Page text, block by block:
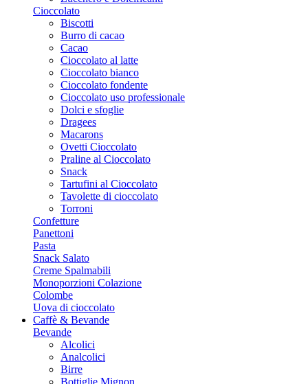
Cioccolato
Biscotti
Burro di cacao
Cacao
Cioccolato al latte
Cioccolato bianco
Cioccolato fondente
Cioccolato uso professionale
Dolci e sfoglie
Dragees
Macarons
Ovetti Cioccolato
Praline al Cioccolato
Snack
Tartufini al Cioccolato
Tavolette di cioccolato
Torroni
Confetture
Panettoni
Pasta
Snack Salato
Creme Spalmabili
Monoporzioni Colazione
Colombe
Uova di cioccolato
Caffè & Bevande
Bevande
Alcolici
Analcolici
Birre
Bottiglie Mignon